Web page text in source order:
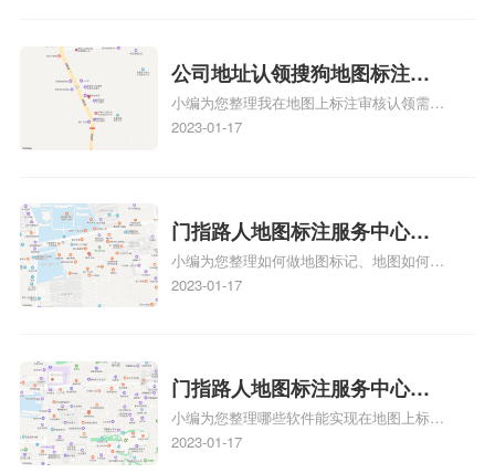
图标注服务中心面的存在。对于一些客户来
说，实体指路人地
公司地址认领搜狗地图标注多
久审核？公司地址认领地图标
注多久审核？
小编为您整理我在地图上标注审核认领需要
多久、我在地图上标注审核认领需要多久
情可查看下方正文！
2023-01-17
门指路人地图标注服务中心如
何做花小猪打车地图位置标
记？门指路人地图标注服务中
小编为您整理如何做地图标记、地图如何做
标记、so搜街景中如何做标记、360e启花贷
关地图标注知识，详情可查看下方正文！
2023-01-17
门指路人地图标注服务中心地
图位置地址标记？门指路人地
图标注服务中心苹果地图位置
小编为您整理哪些软件能实现在地图上标记
门指路人地图标注服务中心位置、门指路人
2023-01-17